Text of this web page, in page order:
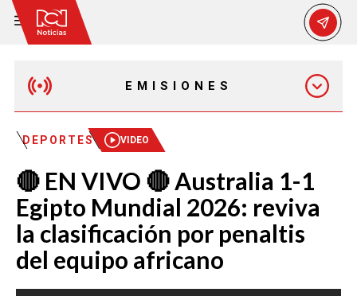
EMISIONES
MAÑANA EXPRESS
EMISIÓN 12:30 PM
EMISIÓN 7:00 PM
EMISIÓN 11:30 PM
DEPORTES VIDEO
🔴 EN VIVO 🔴 Australia 1-1
Egipto Mundial 2026: reviva
la clasificación por penaltis
del equipo africano